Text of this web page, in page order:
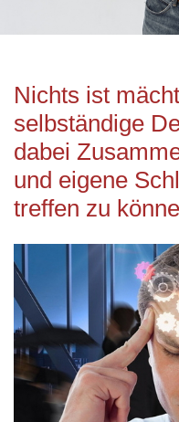
Nichts ist
selbständige
dabei
und eigene
treffen zu